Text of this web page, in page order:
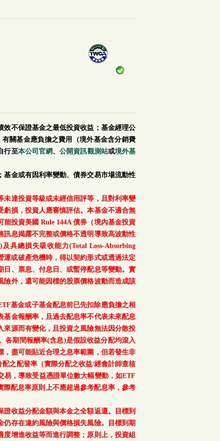
不保證基金之最低投資收益；基金經理公
關基金應負擔之費用（境外基金含分銷費
行至本公司官網、公開資訊觀測站或境外基
金或有因利率變動、債券交易市場流動性
達投資等級或未經信用評等，且對利率變
損，投資人應審慎評估。本基金不適合無
投資美國 Rule 144A 債券（境內基金投資
訊息揭露不完整或價格不透明導致高波動性
具總損失吸收能力(Total Loss-Absorbing
或破產危機時，得以契約形式或透過法定
、票息、付息日、或暫停配息等變動。實
外，還可能因標的股票價格波動而造成該
基金或子基金配息前已先扣除應負擔之相
金報酬率，且過去配息率不代表未來配息
源而有變化，且投資之風險無法因分散投
各期間報酬率(含息)是假設收益分配均滾入
盡可能貼近合理之息率範圍，但若發生非
之配發率（實際分配之收益/經會計師查核
，導致受益憑證單位數大幅變動，如ETF
配息率原則上不應超過參考配息率，參考
收益分配金額與本金之全額返還。目標到
存在違約風險與價格損失風險。目標到期
增進收益等而進行調整；原則上，投資組